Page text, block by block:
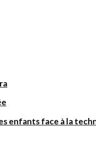
enfants face à la